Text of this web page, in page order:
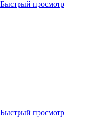
Быстрый просмотр
Быстрый просмотр